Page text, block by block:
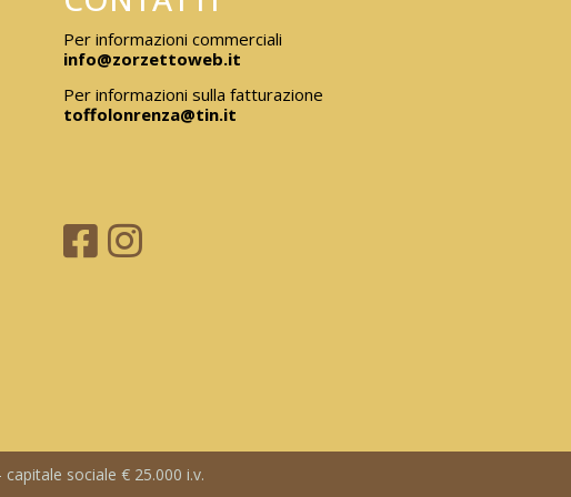
Per informazioni commerciali
info@zorzettoweb.it
Per informazioni sulla fatturazione
toffolonrenza@tin.it
sociale € 25.000 i.v.